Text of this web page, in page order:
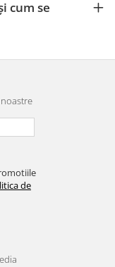
cum se
de